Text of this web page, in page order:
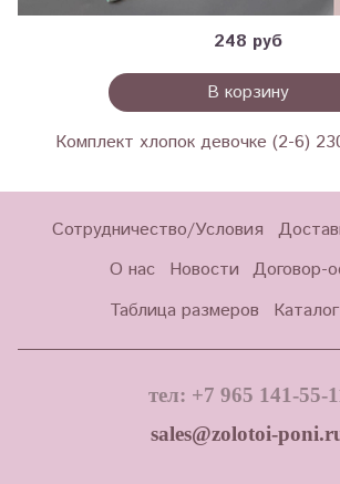
248 руб
В корзину
Комплект хлопок девочке (2-6)
Сотрудничество/Условия
О нас
Новости Договор-
Таблица размеров
Каталог
тел: +7 965 141-55-
sales@zolotoi-